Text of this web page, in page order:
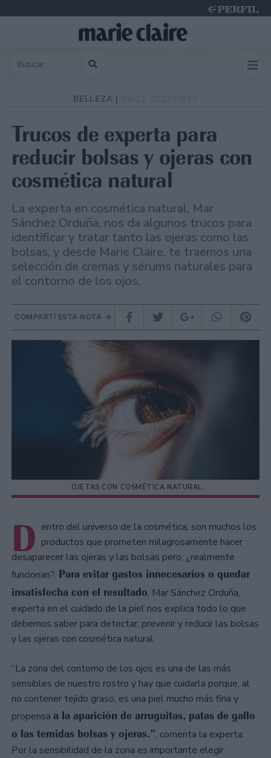
BELLEZA |
Trucos de experta para
reducir bolsas y ojeras con
cosmética natural
La experta en cosmética natural, Mar
Sánchez Orduña, nos da algunos trucos para
identificar y tratar tanto las ojeras como las
bolsas, y desde Marie Claire, te traemos una
selección de cremas y sérums naturales para
el contorno de los ojos.
COMPARTÍ ESTA NOTA
OJETAS CON COSMÉTICA NATURAL.
D entro del universo de la cosmética, son muchos los
productos que prometen milagrosamente hacer
desaparecer las ojeras y las bolsas pero, ¿realmente
funcionan?. Para evitar gastos innecesarios o quedar
insatisfecha con el resultado, Mar Sánchez Orduña,
experta en el cuidado de la piel nos explica todo lo que
debemos saber para detectar, prevenir y reducir las bolsas
y las ojeras con cosmética natural.
“La zona del contorno de los ojos es una de las más
sensibles de nuestro rostro y hay que cuidarla porque, al
no contener tejido graso, es una piel mucho más fina y
propensa a la aparición de arruguitas, patas de gallo
o las temidas bolsas y ojeras.”, comenta la experta.
Por la sensibilidad de la zona es importante elegir